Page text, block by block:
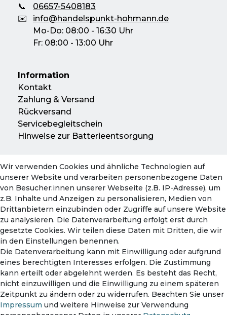
📞
06657-5408183
✉️
info@handelspunkt-hohmann.de
Mo-Do: 08:00 - 16:30 Uhr
Fr: 08:00 - 13:00 Uhr
Information
Kontakt
Zahlung & Versand
Rückversand
Servicebegleitschein
Hinweise zur Batterieentsorgung
Konto
Mein Konto
Warenkorb
Zahlungsmethoden
Wir verwenden Cookies und ähnliche Technologien auf
unserer Website und verarbeiten personenbezogene Daten
von Besucher:innen unserer Webseite (z.B. IP-Adresse), um
z.B. Inhalte und Anzeigen zu personalisieren, Medien von
Drittanbietern einzubinden oder Zugriffe auf unsere Website
zu analysieren. Die Datenverarbeitung erfolgt erst durch
gesetzte Cookies. Wir teilen diese Daten mit Dritten, die wir
in den Einstellungen benennen.
Die Datenverarbeitung kann mit Einwilligung oder aufgrund
eines berechtigten Interesses erfolgen. Die Zustimmung
kann erteilt oder abgelehnt werden. Es besteht das Recht,
nicht einzuwilligen und die Einwilligung zu einem späteren
Zeitpunkt zu ändern oder zu widerrufen. Beachten Sie unser
Impressum und weitere Hinweise zur Verwendung